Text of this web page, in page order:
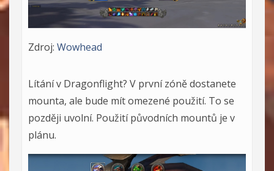
Zdroj: Wowhead
Lítání v Dragonflight? V první zóně dostanete
mounta, ale bude mít omezené použití. To se
později uvolní. Použití původních mountů je v
plánu.